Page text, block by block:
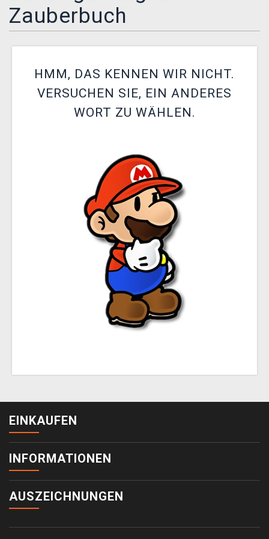
XZONE CLUB
Zauberbuch
HMM, DAS KENNEN WIR NICHT.
VERSUCHEN SIE, EIN ANDERES
WORT ZU WÄHLEN.
EINKAUFEN
INFORMATIONEN
AUSZEICHNUNGEN